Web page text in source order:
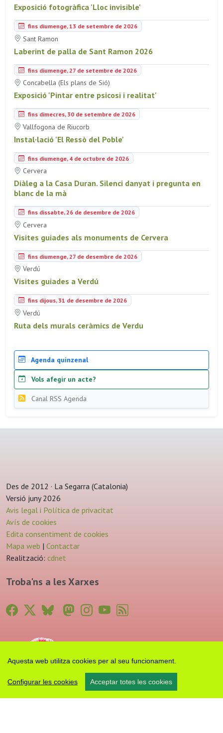
Aquesta web utilitza cookies per al seu funcionament.
Configurar les cookies Acceptar totes les cookies
Exposició fotogràfica 'Lloc invisible'
fins diumenge, 13 de setembre de 2026
Sant Ramon
Laberint de palla de Sant Ramon 2026
fins diumenge, 27 de setembre de 2026
Concabella (Els plans de Sió)
Exposició 'Pintar entre psicosi i realitat'
fins dimecres, 30 de setembre de 2026
Vallfogona de Riucorb
Instal·lació 'El Ressò del Poble'
fins diumenge, 4 de octubre de 2026
Cervera
Diàleg a la Casa Duran. Silenci danyat i pregunta en
blanc de la mà
fins dissabte, 26 de desembre de 2026
Cervera
Visites guiades als monuments de Cervera
fins diumenge, 27 de desembre de 2026
Verdú
Visites guiades a Verdú
fins dijous, 31 de desembre de 2026
Verdú
Ruta dels murals ceràmics de Verdu
Agenda quinzenal
Vols afegir un acte?
Canal RSS Agenda
Des de 2012 · La Segarra (Catalonia)
Versió juny 2026
Avis legal i Política de privacitat
Avís de cookies
Edita consentiment de cookies
Mapa web | Contactar
Realització: cdnet
Troba'ns a les Xarxes